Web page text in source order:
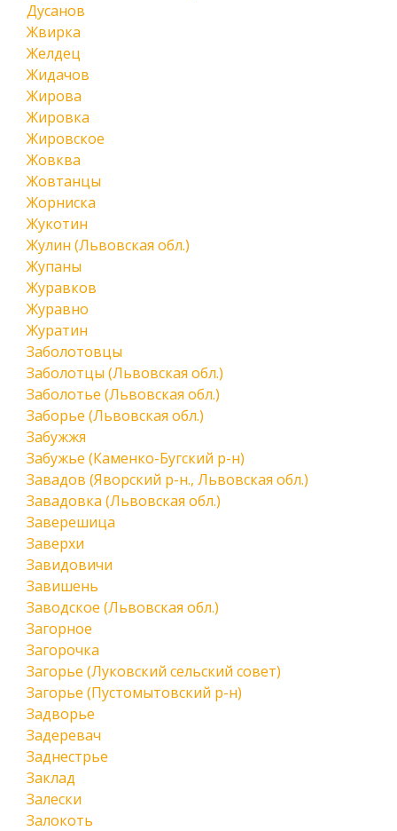
Дусанов
Жвирка
Желдец
Жидачов
Жирова
Жировка
Жировское
Жовква
Жовтанцы
Жорниска
Жукотин
Жулин (Львовская обл.)
Жупаны
Журавков
Журавно
Журатин
Заболотовцы
Заболотцы (Львовская обл.)
Заболотье (Львовская обл.)
Заборье (Львовская обл.)
Забужжя
Забужье (Каменко-Бугский р-н)
Завадов (Яворский р-н., Львовская обл.)
Завадовка (Львовская обл.)
Заверешица
Заверхи
Завидовичи
Завишень
Заводское (Львовская обл.)
Загорное
Загорочка
Загорье (Луковский сельский совет)
Загорье (Пустомытовский р-н)
Задворье
Задеревач
Заднестрье
Заклад
Залески
Залокоть